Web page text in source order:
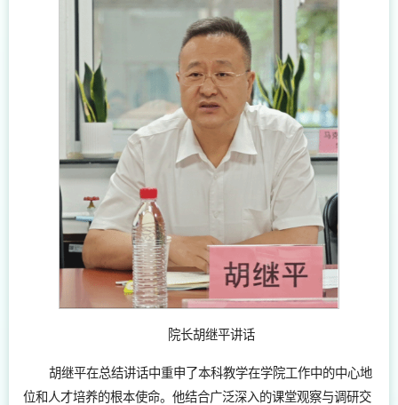
院长胡继平讲话
胡继平在总结讲话中重申了本科教学在学院工作中的中心地
位和人才培养的根本使命。他结合广泛深入的课堂观察与调研交